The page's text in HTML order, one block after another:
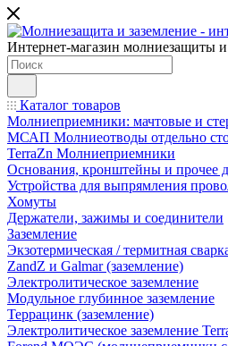
Интернет-магазин молниезащиты и
Каталог товаров
Молниеприемники: мачтовые и
МСАП Молниеотводы отдельно
TerraZn Молниеприемники
Основания, кронштейны и прочее
Устройства для выпрямления
Хомуты
Держатели, зажимы и соединители
Заземление
Экзотермическая / термитная
ZandZ и Galmar (заземление)
Электролитическое заземление
Модульное глубинное заземление
Террацинк (заземление)
Электролитическое заземление